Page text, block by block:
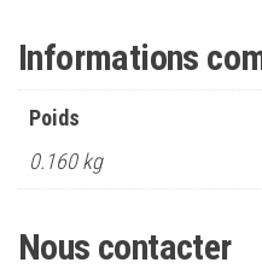
Informations
Poids
0.160 kg
Nous contacter